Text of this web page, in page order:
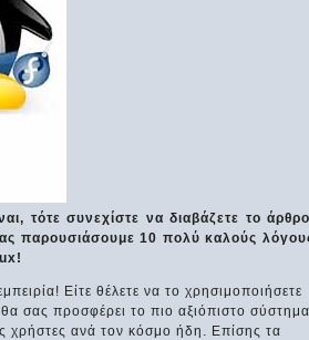
τότε συνεχίστε να διαβάζετε το
παρουσιάσουμε 10 πολύ καλούς
Είτε θέλετε να το χρησιμοποιήσετε
θα σας προσφέρει το πιο αξιόπιστο
χρήστες ανά τον κόσμο ήδη. Επίσης τα